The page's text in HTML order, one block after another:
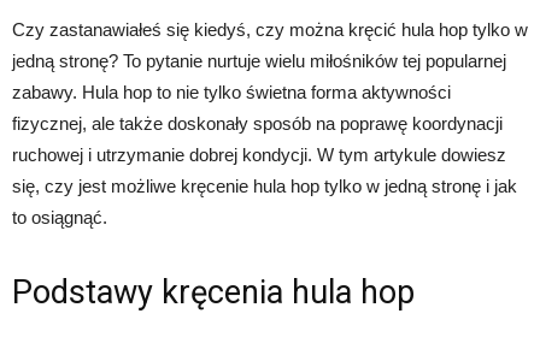
Czy zastanawiałeś się kiedyś, czy można kręcić hula hop tylko w
jedną stronę? To pytanie nurtuje wielu miłośników tej popularnej
zabawy. Hula hop to nie tylko świetna forma aktywności
fizycznej, ale także doskonały sposób na poprawę koordynacji
ruchowej i utrzymanie dobrej kondycji. W tym artykule dowiesz
się, czy jest możliwe kręcenie hula hop tylko w jedną stronę i jak
to osiągnąć.
Podstawy kręcenia hula hop